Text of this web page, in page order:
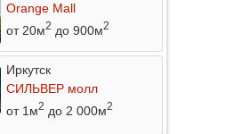
Orange Mall
от 20м2 до 900м2
Иркутск
СИЛЬВЕР молл
от 1м2 до 2 000м2